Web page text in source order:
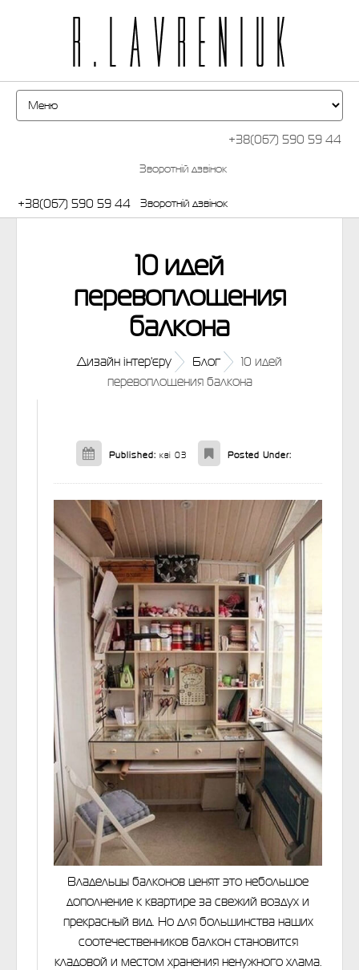
Зворотній дзвінок
+38(067) 590 59 44
+38(067) 590 59 44 Зворотній дзвінок
10 идей
перевоплощения
балкона
Дизайн інтер'єру Блог
10 идей
перевоплощения балкона
Published:кві 03 Posted Under:
Владельцы балконов ценят это небольшое
дополнение к квартире за свежий воздух и
прекрасный вид. Но для большинства наших
соотечественников балкон становится
кладовой и местом хранения ненужного хлама.